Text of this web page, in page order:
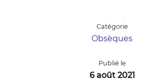
Catégorie
Obsèques
Publié le
6 août 2021